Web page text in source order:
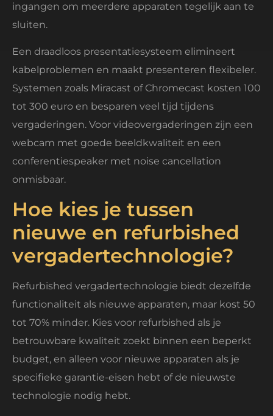
ingangen om meerdere apparaten tegelijk aan te
sluiten.
Een draadloos presentatiesysteem elimineert
kabelproblemen en maakt presenteren flexibeler.
Systemen zoals Miracast of Chromecast kosten 100
tot 300 euro en besparen veel tijd tijdens
vergaderingen. Voor videovergaderingen zijn een
webcam met goede beeldkwaliteit en een
conferentiespeaker met noise cancellation
onmisbaar.
Hoe kies je tussen
nieuwe en refurbished
vergadertechnologie?
Refurbished vergadertechnologie biedt dezelfde
functionaliteit als nieuwe apparaten, maar kost 50
tot 70% minder. Kies voor refurbished als je
betrouwbare kwaliteit zoekt binnen een beperkt
budget, en alleen voor nieuwe apparaten als je
specifieke garantie-eisen hebt of de nieuwste
technologie nodig hebt.